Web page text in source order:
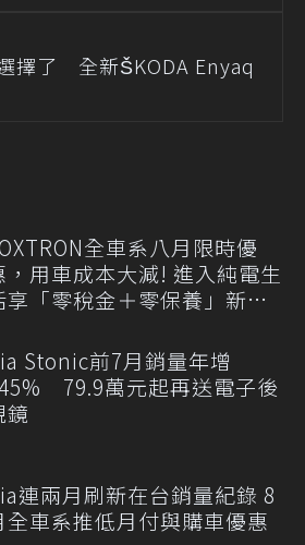
擇了 全新ŠKODA Enyaq
全車系八月限時優
，用車成本大減! 進入純電生
享「零稅金＋零保養」新時
Stonic前7月銷量年增
79.9萬元起再送電子後
鏡
連兩月刷新在台銷量紀錄 8
全車系推低月付與購車優惠